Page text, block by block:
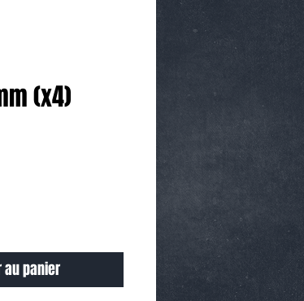
(x4)
au panier